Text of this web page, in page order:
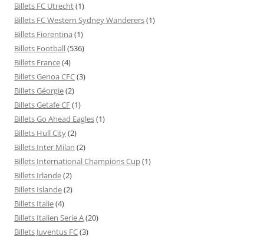
Billets FC Utrecht(1)
Billets FC Western Sydney Wanderers(1)
Billets Fiorentina (1)
Billets Football(536)
Billets France(4)
Billets Genoa CFC(3)
Billets Géorgie(2)
Billets Getafe CF(1)
Billets Go Ahead Eagles(1)
Billets Hull City(2)
Billets Inter Milan (2)
Billets International Champions Cup(1)
Billets Irlande(2)
Billets Islande(2)
Billets Italie(4)
Billets Italien Serie A(20)
Billets Juventus FC(3)